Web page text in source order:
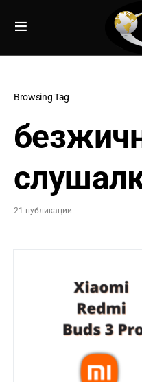
Browsing Tag
21 публикации